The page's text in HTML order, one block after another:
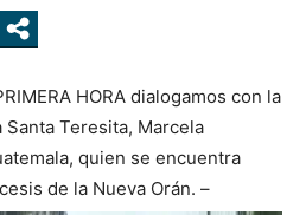
HORA dialogamos con la
Teresita, Marcela
quien se encuentra
de la Nueva Orán. –